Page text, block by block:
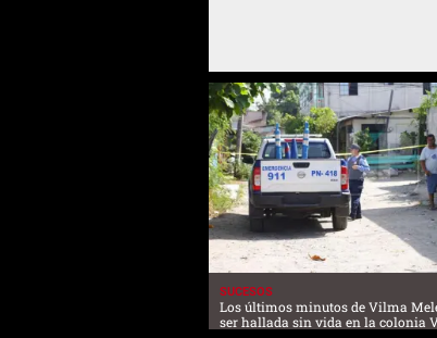
SUCESOS
Los últimos minutos de Vilma
ser hallada sin vida en la colonia